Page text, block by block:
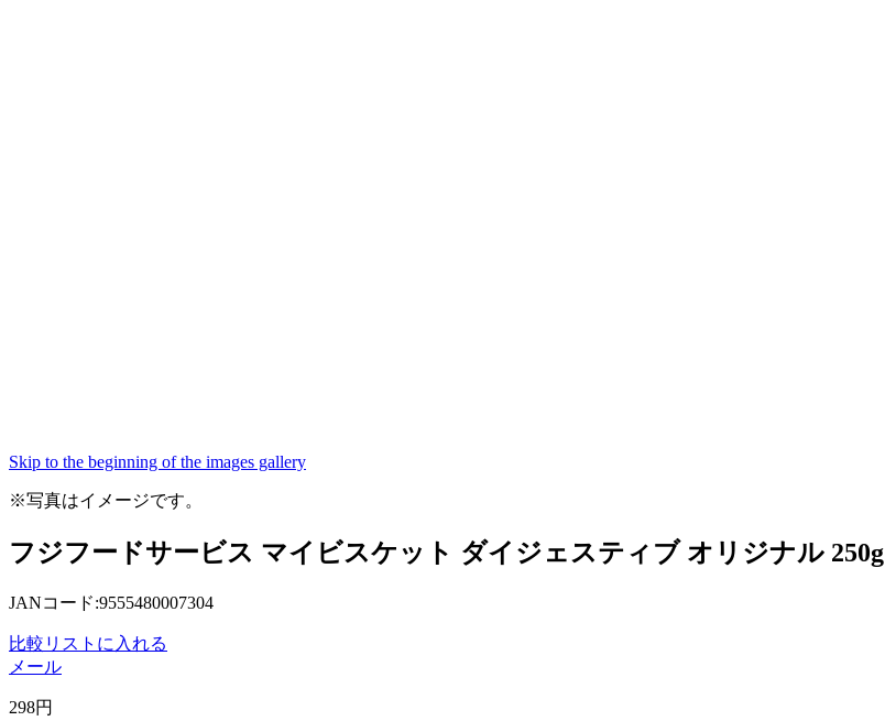
Skip to the beginning of the images gallery
※写真はイメージです。
フジフードサービス マイビスケット ダイジェスティブ オリジナル 250g
JANコード:9555480007304
比較リストに入れる
メール
298円